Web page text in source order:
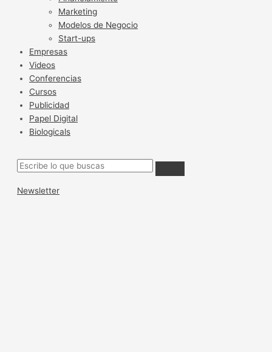
Marketing
Modelos de Negocio
Start-ups
Empresas
Videos
Conferencias
Cursos
Publicidad
Papel Digital
Biologicals
Newsletter